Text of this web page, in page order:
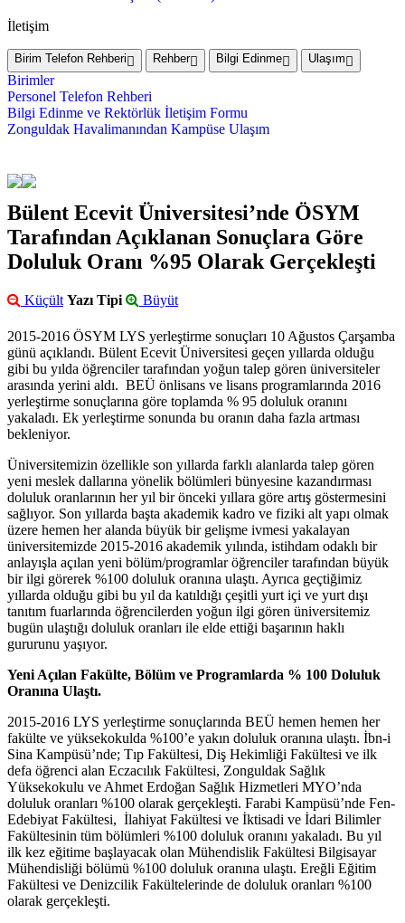
İletişim
Birim Telefon Rehberi Rehber Bilgi Edinme Ulaşım
Birimler
Personel Telefon Rehberi
Bilgi Edinme ve Rektörlük İletişim Formu
Zonguldak Havalimanından Kampüse Ulaşım
Bülent Ecevit Üniversitesi’nde ÖSYM
Tarafından Açıklanan Sonuçlara Göre
Doluluk Oranı %95 Olarak Gerçekleşti
Küçült Yazı Tipi Büyüt
2015-2016 ÖSYM LYS yerleştirme sonuçları 10 Ağustos Çarşamba
günü açıklandı. Bülent Ecevit Üniversitesi geçen yıllarda olduğu
gibi bu yılda öğrenciler tarafından yoğun talep gören üniversiteler
arasında yerini aldı. BEÜ önlisans ve lisans programlarında 2016
yerleştirme sonuçlarına göre toplamda % 95 doluluk oranını
yakaladı. Ek yerleştirme sonunda bu oranın daha fazla artması
bekleniyor.
Üniversitemizin özellikle son yıllarda farklı alanlarda talep gören
yeni meslek dallarına yönelik bölümleri bünyesine kazandırması
doluluk oranlarının her yıl bir önceki yıllara göre artış göstermesini
sağlıyor. Son yıllarda başta akademik kadro ve fiziki alt yapı olmak
üzere hemen her alanda büyük bir gelişme ivmesi yakalayan
üniversitemizde 2015-2016 akademik yılında, istihdam odaklı bir
anlayışla açılan yeni bölüm/programlar öğrenciler tarafından büyük
bir ilgi görerek %100 doluluk oranına ulaştı. Ayrıca geçtiğimiz
yıllarda olduğu gibi bu yıl da katıldığı çeşitli yurt içi ve yurt dışı
tanıtım fuarlarında öğrencilerden yoğun ilgi gören üniversitemiz
bugün ulaştığı doluluk oranları ile elde ettiği başarının haklı
gururunu yaşıyor.
Yeni Açılan Fakülte, Bölüm ve Programlarda % 100 Doluluk
Oranına Ulaştı.
2015-2016 LYS yerleştirme sonuçlarında BEÜ hemen hemen her
fakülte ve yüksekokulda %100’e yakın doluluk oranına ulaştı. İbn-i
Sina Kampüsü’nde; Tıp Fakültesi, Diş Hekimliği Fakültesi ve ilk
defa öğrenci alan Eczacılık Fakültesi, Zonguldak Sağlık
Yüksekokulu ve Ahmet Erdoğan Sağlık Hizmetleri MYO’nda
doluluk oranları %100 olarak gerçekleşti. Farabi Kampüsü’nde Fen-
Edebiyat Fakültesi, İlahiyat Fakültesi ve İktisadi ve İdari Bilimler
Fakültesinin tüm bölümleri %100 doluluk oranını yakaladı. Bu yıl
ilk kez eğitime başlayacak olan Mühendislik Fakültesi Bilgisayar
Mühendisliği bölümü %100 doluluk oranına ulaştı. Ereğli Eğitim
Fakültesi ve Denizcilik Fakültelerinde de doluluk oranları %100
olarak gerçekleşti.